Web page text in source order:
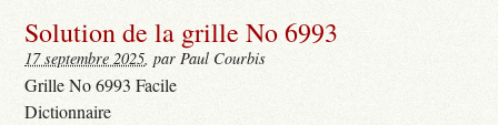
Solution de la grille No 6993
17 septembre 2025, par Paul Courbis
Grille No 6993 Facile
Dictionnaire